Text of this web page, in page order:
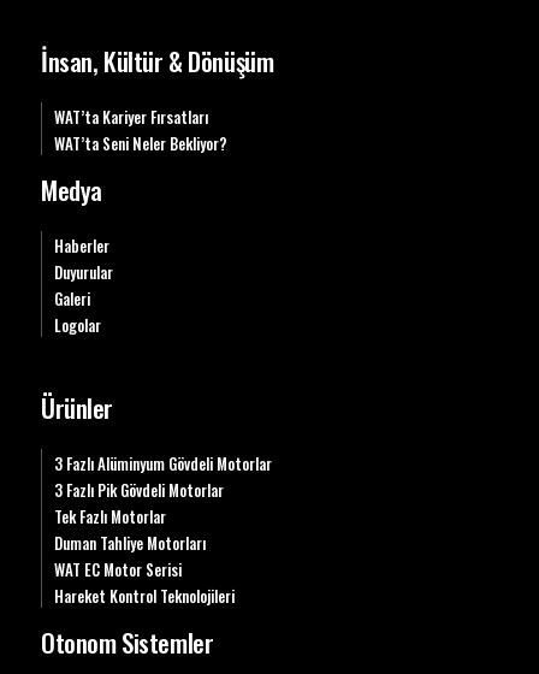
İnsan, Kültür & Dönüşüm
WAT’ta Kariyer Fırsatları
WAT’ta Seni Neler Bekliyor?
Medya
Haberler
Duyurular
Galeri
Logolar
Ürünler
3 Fazlı Alüminyum Gövdeli Motorlar
3 Fazlı Pik Gövdeli Motorlar
Tek Fazlı Motorlar
Duman Tahliye Motorları
WAT EC Motor Serisi
Hareket Kontrol Teknolojileri
Otonom Sistemler